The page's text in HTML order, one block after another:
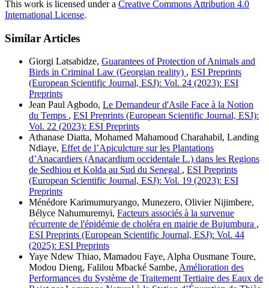
This work is licensed under a Creative Commons Attribution 4.0
International License.
Similar Articles
Giorgi Latsabidze, Guarantees of Protection of Animals and
Birds in Criminal Law (Georgian reality) , ESI Preprints
(European Scientific Journal, ESJ): Vol. 24 (2023): ESI
Preprints
Jean Paul Agbodo, Le Demandeur d'Asile Face à la Notion
du Temps , ESI Preprints (European Scientific Journal, ESJ):
Vol. 22 (2023): ESI Preprints
Athanase Diatta, Mohamed Mahamoud Charahabil, Landing
Ndiaye, Effet de l’Apiculcture sur les Plantations
d’Anacardiers (Anacardium occidentale L.) dans les Regions
de Sedhiou et Kolda au Sud du Senegal , ESI Preprints
(European Scientific Journal, ESJ): Vol. 19 (2023): ESI
Preprints
Ménédore Karimumuryango, Munezero, Olivier Nijimbere,
Bélyce Nahumuremyi, Facteurs associés à la survenue
récurrente de l'épidémie de choléra en mairie de Bujumbura ,
ESI Preprints (European Scientific Journal, ESJ): Vol. 44
(2025): ESI Preprints
Yaye Ndew Thiao, Mamadou Faye, Alpha Ousmane Toure,
Modou Dieng, Falilou Mbacké Sambe, Amélioration des
Performances du Système de Traitement Tertiaire des Eaux de